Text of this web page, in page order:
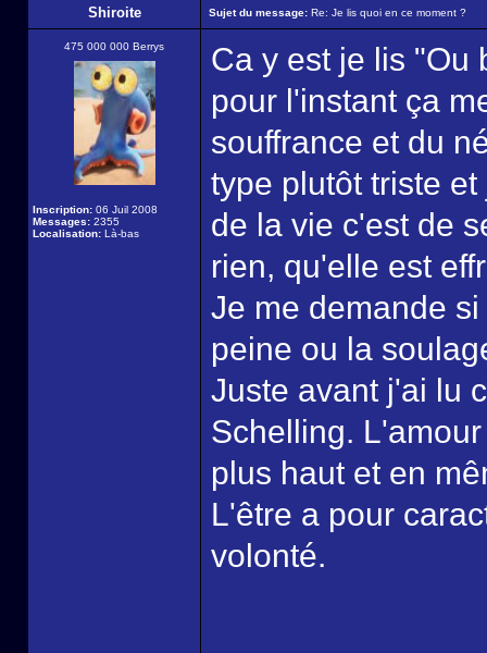
Shiroite Sujet du message: Re: Je lis quoi en ce moment ?
475 000 000 Berrys
Inscription: 06 Juil 2008
Messages: 2355
Localisation: Là-bas
Ca y est je lis "Ou
pour l'instant ça
souffrance et du
type plutôt triste
de la vie c'est de
rien, qu'elle est
Je me demande
peine ou la
Juste avant j'ai lu
Schelling.
plus haut et en
L'être a pour
volonté.